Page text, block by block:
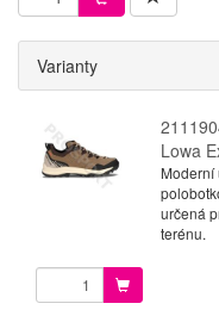
Varianty
Lowa
Moderní
určená
terénu.